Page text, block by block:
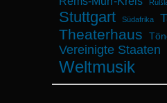
Stuttgart Südafrika
Theaterhaus
Vereinigte Staaten
Weltmusik